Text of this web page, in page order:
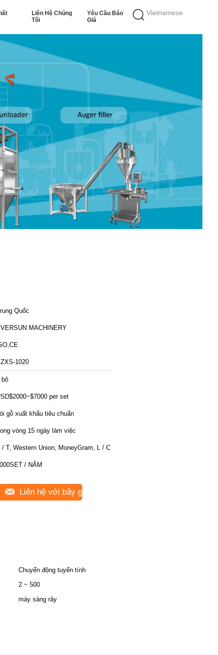
Vietnamese
Liên Hệ Chúng
Tôi
Yêu Cầu Báo
Giá
Quốc
MACHINERY
1020
bộ
per set
gỗ xuất khẩu tiêu chuẩn
vòng 15 ngày làm việc
/ T, Western Union, MoneyGram, L / C
/ NĂM
Liên hệ với bây giờ
Chuyển động tuyến tính
2 ~ 500
máy sàng rây